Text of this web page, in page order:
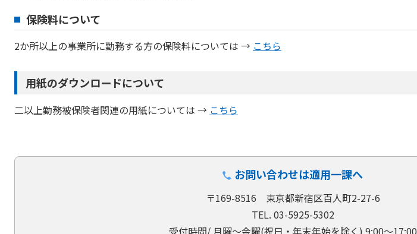
保険料について
2か所以上の事業所に勤務する方の保険料については → こちら
用紙のダウンロードについて
二以上勤務被保険者関連の用紙については → こちら
お問い合わせは適用一課へ
〒169-8516 東京都新宿区百人町2-27-6
TEL. 03-5925-5302